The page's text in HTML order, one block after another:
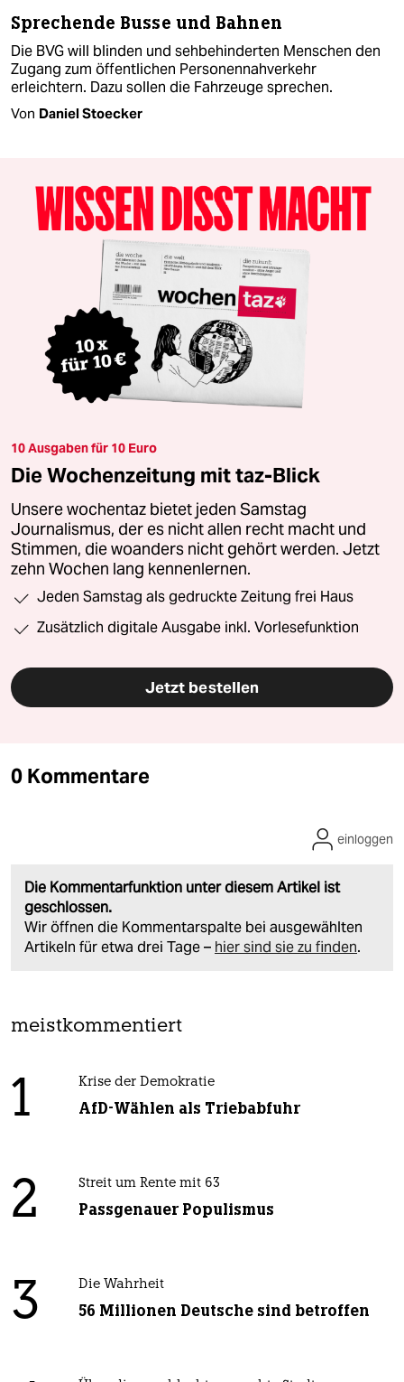
Sprechende Busse und Bahnen
Die BVG will blinden und sehbehinderten Menschen den
Zugang zum öffentlichen Personennahverkehr
erleichtern. Dazu sollen die Fahrzeuge sprechen.
Von Daniel Stoecker
10 Ausgaben für 10 Euro
Die Wochenzeitung mit taz-Blick
Unsere wochentaz bietet jeden Samstag
Journalismus, der es nicht allen recht macht und
Stimmen, die woanders nicht gehört werden. Jetzt
zehn Wochen lang kennenlernen.
Jeden Samstag als gedruckte Zeitung frei Haus
Zusätzlich digitale Ausgabe inkl. Vorlesefunktion
Jetzt bestellen
0 Kommentare
Die Kommentarfunktion unter diesem Artikel ist
geschlossen.
Wir öffnen die Kommentarspalte bei ausgewählten
Artikeln für etwa drei Tage – hier sind sie zu finden.
einloggen
meistkommentiert
1 Krise der Demokratie
AfD-Wählen als Triebabfuhr
2 Streit um Rente mit 63
Passgenauer Populismus
3 Die Wahrheit
56 Millionen Deutsche sind betroffen